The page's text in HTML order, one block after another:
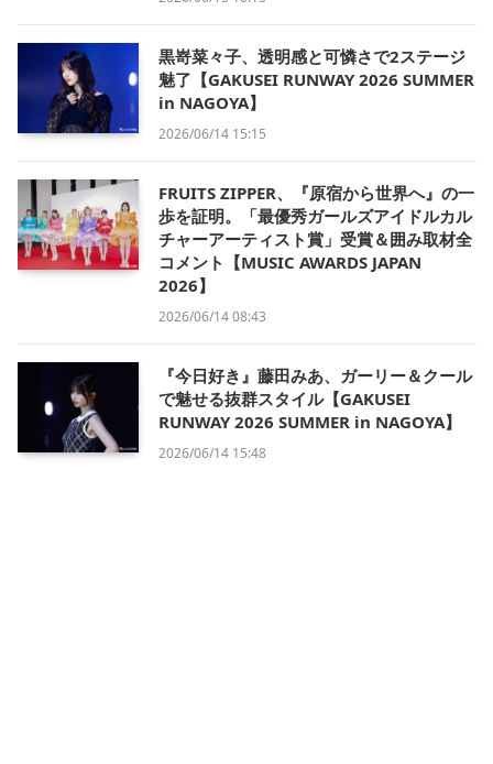
黒嵜菜々子、透明感と可憐さで2ステージ
魅了【GAKUSEI RUNWAY 2026 SUMMER
in NAGOYA】
2026/06/14 15:15
FRUITS ZIPPER、『原宿から世界へ』の一
歩を証明。「最優秀ガールズアイドルカル
チャーアーティスト賞」受賞＆囲み取材全
コメント【MUSIC AWARDS JAPAN
2026】
2026/06/14 08:43
『今日好き』藤田みあ、ガーリー＆クール
で魅せる抜群スタイル【GAKUSEI
RUNWAY 2026 SUMMER in NAGOYA】
2026/06/14 15:48